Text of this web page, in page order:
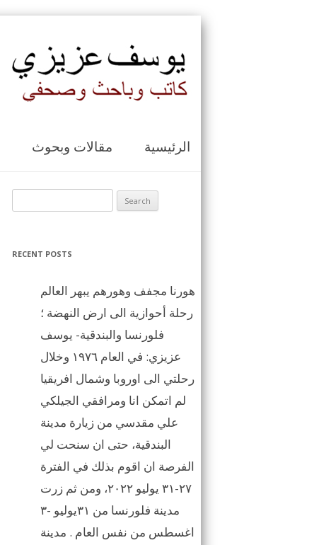
مقالات وبحوث الرئيسية
RECENT POSTS
هورنا مجفف وهورهم يبهر العالم
رحلة أحوازية الى ارض النهضة ؛
فلورنسا والبندقية- يوسف
عزيزي: في العام ١٩٧٦ وخلال
رحلتي الى اوروبا وشمال افريقيا
لم اتمكن انا ومرافقي الجيلكي
علي مقدسي من زيارة مدينة
البندقية، حتى ان سنحت لي
الفرصة ان اقوم بذلك في الفترة
٢٧-٣١ يوليو ٢٠٢٢، ومن ثم زرت
مدينة فلورنسا من ٣١يوليو -٣
اغسطس من نفس العام . مدينة